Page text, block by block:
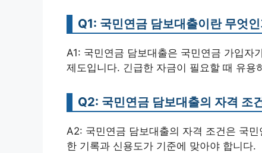
Q1: 국민연금 담보대출이란 무엇
A1: 국민연금 담보대출은 국민연금 가입자
제도입니다. 긴급한 자금이 필요할 때 유
Q2: 국민연금 담보대출의 자격 조
A2: 국민연금 담보대출의 자격 조건은 국
한 기록과 신용도가 기준에 맞아야 합니다.